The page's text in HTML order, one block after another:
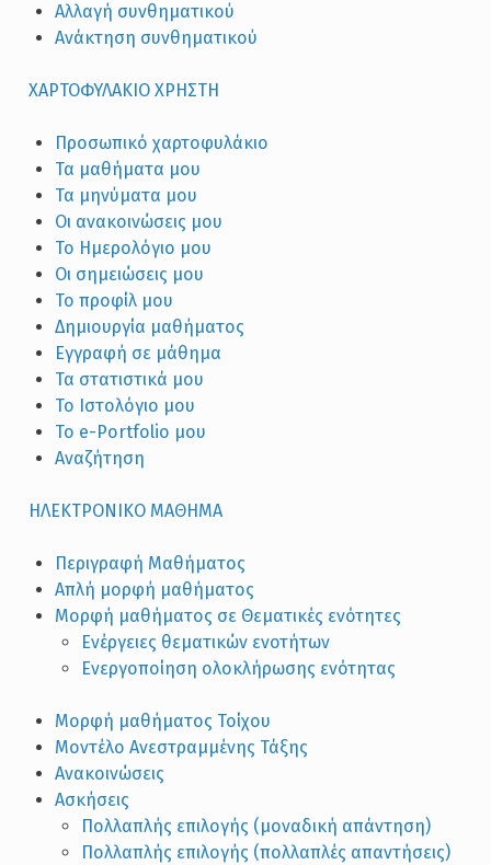
Αλλαγή συνθηματικού
Ανάκτηση συνθηματικού
XΑΡΤΟΦΥΛΑΚΙΟ ΧΡΗΣΤΗ
Προσωπικό χαρτοφυλάκιο
Τα μαθήματα μου
Τα μηνύματα μου
Οι ανακοινώσεις μου
Το Ημερολόγιο μου
Οι σημειώσεις μου
Το προφίλ μου
Δημιουργία μαθήματος
Εγγραφή σε μάθημα
Τα στατιστικά μου
Το Ιστολόγιο μου
Το e-Portfolio μου
Αναζήτηση
ΗΛΕΚΤΡΟΝΙΚΟ ΜΑΘΗΜΑ
Περιγραφή Μαθήματος
Απλή μορφή μαθήματος
Μορφή μαθήματος σε Θεματικές ενότητες
Ενέργειες θεματικών ενοτήτων
Ενεργοποίηση ολοκλήρωσης ενότητας
Μορφή μαθήματος Τοίχου
Μοντέλο Ανεστραμμένης Τάξης
Ανακοινώσεις
Ασκήσεις
Πολλαπλής επιλογής (μοναδική απάντηση)
Πολλαπλής επιλογής (πολλαπλές απαντήσεις)